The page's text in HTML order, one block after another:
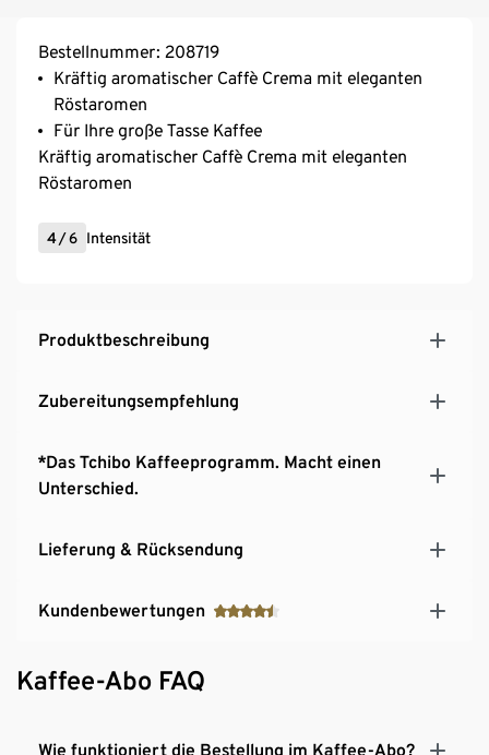
Bestellnummer: 208719
Kräftig aromatischer Caffè Crema mit eleganten
Röstaromen
Für Ihre große Tasse Kaffee
Kräftig aromatischer Caffè Crema mit eleganten
Röstaromen
4/6 Intensität
Produktbeschreibung
Zubereitungsempfehlung
*Das Tchibo Kaffeeprogramm. Macht einen
Unterschied.
Lieferung & Rücksendung
Kundenbewertungen
Kaffee-Abo FAQ
Wie funktioniert die Bestellung im Kaffee-Abo?